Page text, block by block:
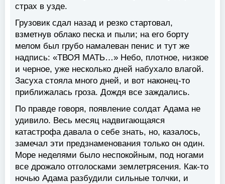
страх в узде.
Грузовик сдал назад и резко стартовал,
взметнув облако песка и пыли; на его борту
мелом был грубо намалеван пенис и тут же
надпись: «ТВОЯ МАТЬ…» Небо, плотное, низкое
и черное, уже несколько дней набухало влагой.
Засуха стояла много дней, и вот наконец-то
приближалась гроза. Дождя все заждались.
По правде говоря, появление солдат Адама не
удивило. Весь месяц надвигающаяся
катастрофа давала о себе знать, но, казалось,
замечал эти предзнаменования только он один.
Море неделями было неспокойным, под ногами
все дрожало отголосками землетрясения. Как-то
ночью Адама разбудили сильные толчки, и